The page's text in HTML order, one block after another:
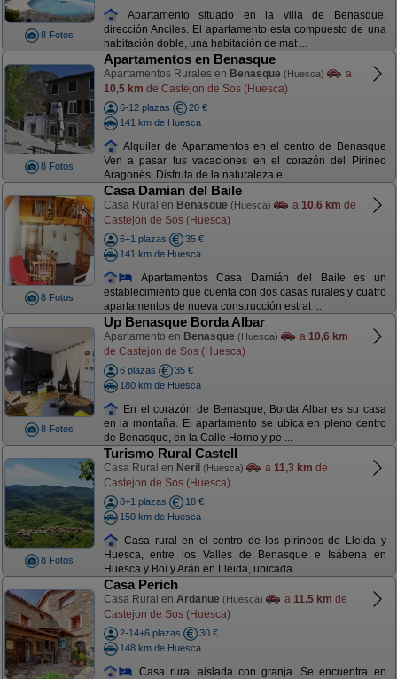
8 Fotos
Apartamento situado en la villa de Benasque,
dirección Anciles. El apartamento esta compuesto de una
habitación doble, una habitación de mat ...
8 Fotos
Apartamentos en Benasque
Apartamentos Rurales en Benasque (Huesca)
a
10,5 km de Castejon de Sos (Huesca)
6-12 plazas
20 €
141 km de Huesca
Alquiler de Apartamentos en el centro de Benasque
Ven a pasar tus vacaciones en el corazón del Pirineo
Aragonés. Disfruta de la naturaleza e ...
8 Fotos
Casa Damian del Baile
Casa Rural en Benasque (Huesca) a 10,6 km de
Castejon de Sos (Huesca)
6+1 plazas
35 €
141 km de Huesca
Apartamentos Casa Damián del Baile es un
establecimiento que cuenta con dos casas rurales y cuatro
apartamentos de nueva construcción estrat ...
8 Fotos
Up Benasque Borda Albar
Apartamento en Benasque (Huesca) a 10,6 km
de Castejon de Sos (Huesca)
6 plazas
35 €
180 km de Huesca
En el corazón de Benasque, Borda Albar es su casa
en la montaña. El apartamento se ubica en pleno centro
de Benasque, en la Calle Horno y pe ...
8 Fotos
Turismo Rural Castell
Casa Rural en Neril (Huesca) a 11,3 km de
Castejon de Sos (Huesca)
8+1 plazas
18 €
150 km de Huesca
Casa rural en el centro de los pirineos de Lleida y
Huesca, entre los Valles de Benasque e Isábena en
Huesca y Boí y Arán en Lleida, ubicada ...
Casa Perich
Casa Rural en Ardanue (Huesca) a 11,5 km de
Castejon de Sos (Huesca)
2-14+6 plazas
30 €
148 km de Huesca
Casa rural aislada con granja. Se encuentra en